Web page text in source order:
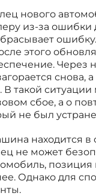
нового
из-за ошибки
этого
Через
снова,
В такой
сбое, а о
не был
находится в
не может
позиция
Однако для